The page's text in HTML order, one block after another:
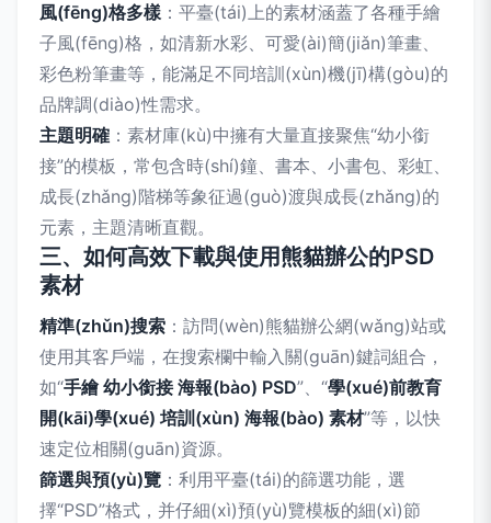
風(fēng)格多樣：平臺(tái)上的素材涵蓋了各種手繪
子風(fēng)格，如清新水彩、可愛(ài)簡(jiǎn)筆畫、
彩色粉筆畫等，能滿足不同培訓(xùn)機(jī)構(gòu)的
品牌調(diào)性需求。
主題明確 ：素材庫(kù)中擁有大量直接聚焦“幼小銜
接”的模板，常包含時(shí)鐘、書本、小書包、彩虹、
成長(zhǎng)階梯等象征過(guò)渡與成長(zhǎng)的
元素，主題清晰直觀。
三、如何高效下載與使用熊貓辦公的PSD
素材
精準(zhǔn)搜索 ：訪問(wèn)熊貓辦公網(wǎng)站或
使用其客戶端，在搜索欄中輸入關(guān)鍵詞組合，
如“手繪 幼小銜接 海報(bào) PSD”、“學(xué)前教育
開(kāi)學(xué) 培訓(xùn) 海報(bào) 素材”等，以快
速定位相關(guān)資源。
篩選與預(yù)覽 ：利用平臺(tái)的篩選功能，選
擇“PSD”格式，并仔細(xì)預(yù)覽模板的細(xì)節